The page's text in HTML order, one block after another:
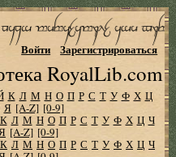
RoyalLib.com
Войти Зарегистрироваться
К Л М Н О П Р С Т У Ф Х Ц
Я [A-Z] [0-9]
К Л М Н О П Р С Т У Ф Х Ц Ч
[A-Z] [0-9]
К Л М Н О П Р С Т У Ф Х Ц Ч